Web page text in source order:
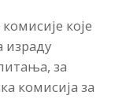
које
израду
за
комисија за